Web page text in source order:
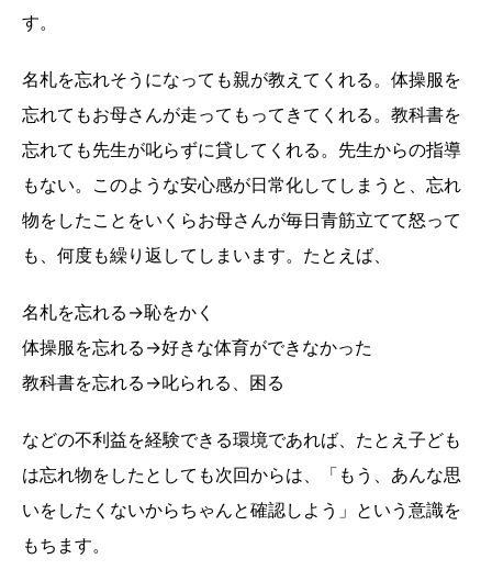
す。
名札を忘れそうになっても親が教えてくれる。体操服を
忘れてもお母さんが走ってもってきてくれる。教科書を
忘れても先生が叱らずに貸してくれる。先生からの指導
もない。このような安心感が日常化してしまうと、忘れ
物をしたことをいくらお母さんが毎日青筋立てて怒って
も、何度も繰り返してしまいます。たとえば、
名札を忘れる→恥をかく
体操服を忘れる→好きな体育ができなかった
教科書を忘れる→叱られる、困る
などの不利益を経験できる環境であれば、たとえ子ども
は忘れ物をしたとしても次回からは、「もう、あんな思
いをしたくないからちゃんと確認しよう」という意識を
もちます。